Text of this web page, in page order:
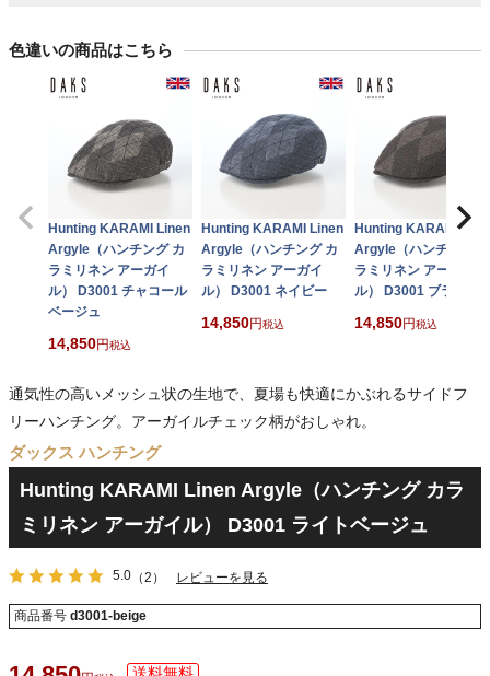
色違いの商品はこちら
Hunting KARAMI Linen
Argyle（ハンチング カ
ラミリネン アーガイ
ル） D3001 チャコール
ベージュ
14,850 税込
Hunting KARAMI Linen
Argyle（ハンチング カ
ラミリネン アーガイ
ル） D3001 ネイビー
14,850 税込
Hunting KARAMI
Argyle（ハンチング カ
ラミリネン アーガイ
ル） D3001 ブラウン
14,850 税込
通気性の高いメッシュ状の生地で、夏場も快適にかぶれるサイドフ
リーハンチング。アーガイルチェック柄がおしゃれ。
ダックス ハンチング
Hunting KARAMI Linen Argyle（ハンチング カラ
ミリネン アーガイル） D3001 ライトベージュ
5.0 （2） レビューを見る
商品番号 d3001-beige